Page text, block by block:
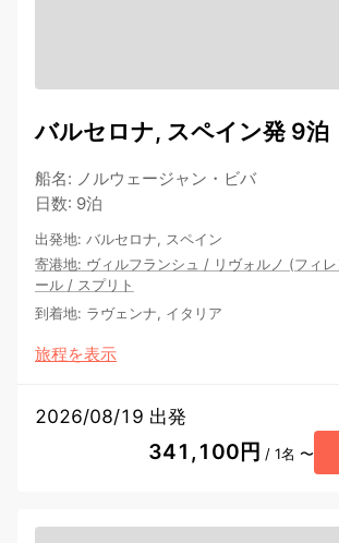
バルセロナ, スペイン発 9泊
船名: ノルウェージャン・ビバ
日数: 9泊
出発地: バルセロナ, スペイン
寄港地: ヴィルフランシュ / リヴォルノ (フィ
ール / スプリト
到着地: ラヴェンナ, イタリア
旅程を表示
2026/08/19 出発
341,100円 / 1名 〜